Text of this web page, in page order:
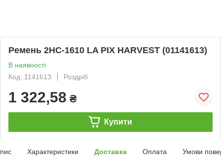
Ремень 2НС-1610 LA PIX HARVEST (01141613)
В наявності
Код: 1141613
Роздріб
1 322,58 ₴
Купити
Характеристики Доставка Оплата Умови